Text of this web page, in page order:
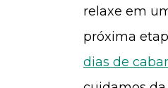
relaxe em
próxima
dias de